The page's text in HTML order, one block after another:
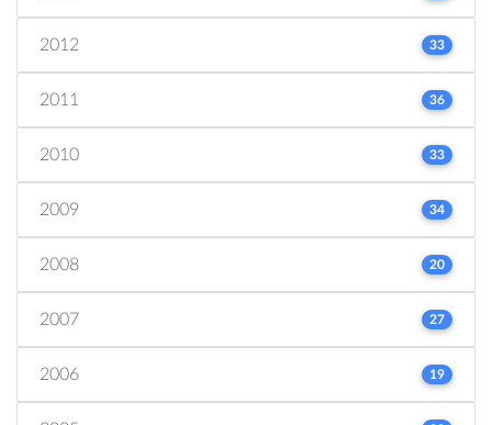
2012 33
2011 36
2010 33
2009 34
2008 20
2007 27
2006 19